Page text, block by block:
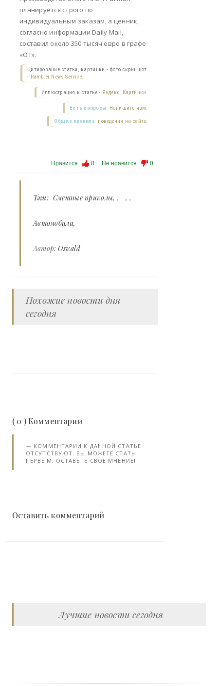
планируется строго по
индивидуальным заказам, а ценник,
согласно информации Daily Mail,
составил около 350 тысяч евро в графе
«От».
Цитирование статьи, картинки - фото скриншот
- Rambler News Service.
Иллюстрация к статье - Яндекс. Картинки.
Есть вопросы. Напишите нам.
Общие правила поведения на сайте.
Нравится 0 Не нравится 0
Тэги: Смешные приколы , ,
Автомобили
Автор:Oswald
Похожие новости дня
сегодня
( 0 ) Комментарии
КОММЕНТАРИИ К ДАННОЙ СТАТЬЕ
ОТСУТСТВУЮТ. ВЫ МОЖЕТЕ СТАТЬ
ПЕРВЫМ. ОСТАВЬТЕ СВОЕ МНЕНИЕ!
Оставить комментарий
Лучшие новости сегодня